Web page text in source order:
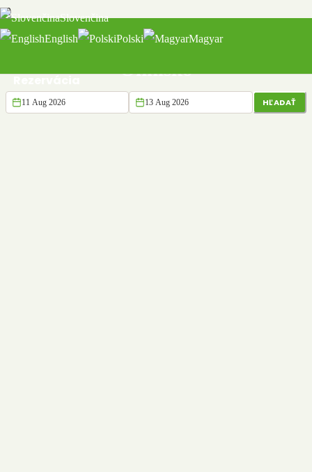
HĽADAŤ
Slovenčina
English
Polski Magyar
Ohnisko
>Svadby a podujatia